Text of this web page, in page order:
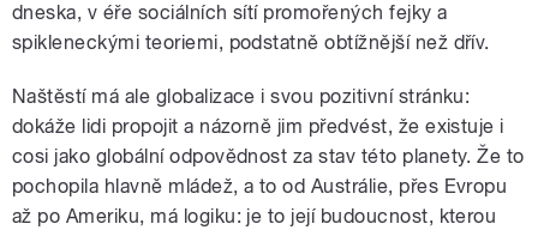
dneska, v éře sociálních sítí promořených fejky a
spikleneckými teoriemi, podstatně obtížnější než dřív.
Naštěstí má ale globalizace i svou pozitivní stránku:
dokáže lidi propojit a názorně jim předvést, že existuje i
cosi jako globální odpovědnost za stav této planety. Že to
pochopila hlavně mládež, a to od Austrálie, přes Evropu
až po Ameriku, má logiku: je to její budoucnost, kterou